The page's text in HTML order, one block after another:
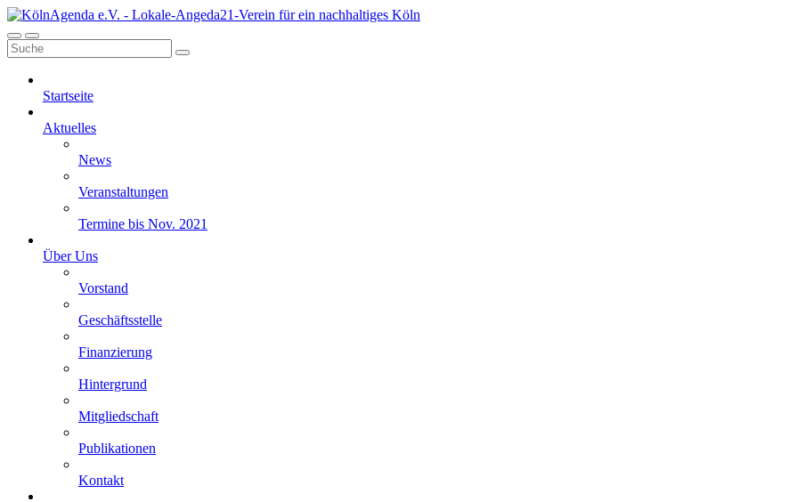
Startseite
Aktuelles
News
Veranstaltungen
Termine bis Nov. 2021
Über Uns
Vorstand
Geschäftsstelle
Finanzierung
Hintergrund
Mitgliedschaft
Publikationen
Kontakt